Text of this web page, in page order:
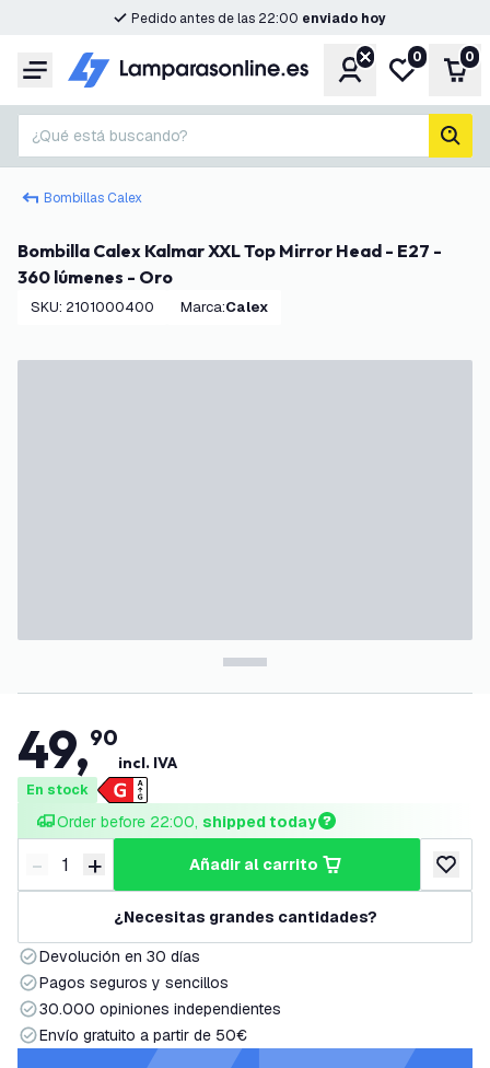
Pedido antes de las 22:00 enviado hoy
Menú CuentaMi lista de
0 0
¿Qué está buscando?
Bombillas Calex
Bombilla Calex Kalmar XXL Top Mirror Head - E27 -
360 lúmenes - Oro
SKU: 2101000400 Marca: Calex
49,90
incl. IVA
En stock
Order before 22:00, shipped today
Disminuir cantidad
- Aumentar cantidad
+ añadir al carrito
añadir
¿Necesitas grandes cantidades?
Devolución en 30 días
Pagos seguros y sencillos
30.000 opiniones independientes
Envío gratuito a partir de 50€